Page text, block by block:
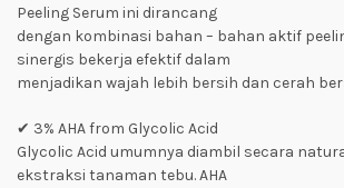
Peeling Serum ini dirancang
dengan kombinasi bahan – bahan aktif
sinergis bekerja efektif dalam
menjadikan wajah lebih bersih dan cerah
✔ 3% AHA from Glycolic Acid
Glycolic Acid umumnya diambil secara
ekstraksi tanaman tebu. AHA